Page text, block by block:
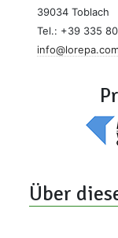
39034 Toblach
Tel.: +39 335
Über